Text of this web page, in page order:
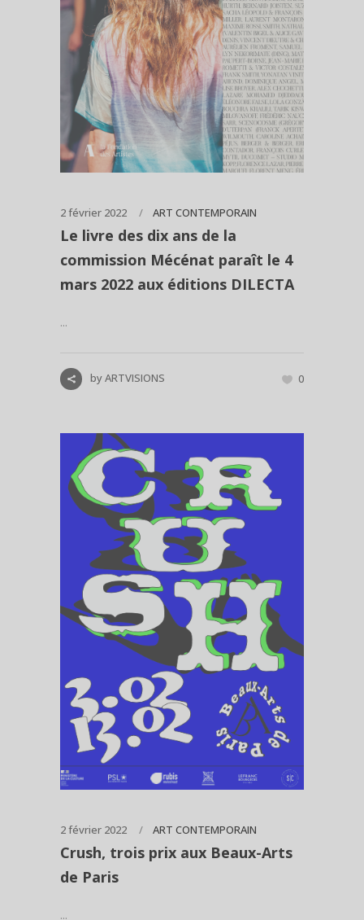
2 février 2022 ART CONTEMPORAIN
Le livre des dix ans de la
commission Mécénat paraît le 4
mars 2022 aux éditions DILECTA
...
byARTVISIONS 0
2 février 2022 ART CONTEMPORAIN
Crush, trois prix aux Beaux-Arts
de Paris
...